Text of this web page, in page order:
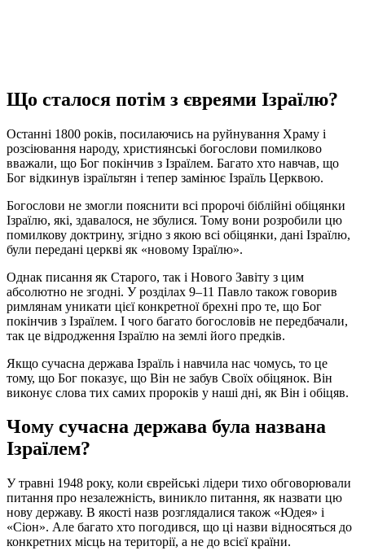
Що сталося потім з євреями Ізраїлю?
Останні 1800 років, посилаючись на руйнування Храму і
розсіювання народу, християнські богослови помилково
вважали, що Бог покінчив з Ізраїлем. Багато хто навчав, що
Бог відкинув ізраїльтян і тепер замінює Ізраїль Церквою.
Богослови не змогли пояснити всі пророчі біблійні обіцянки
Ізраїлю, які, здавалося, не збулися. Тому вони розробили цю
помилкову доктрину, згідно з якою всі обіцянки, дані Ізраїлю,
були передані церкві як «новому Ізраїлю».
Однак писання як Старого, так і Нового Завіту з цим
абсолютно не згодні. У розділах 9–11 Павло також говорив
римлянам уникати цієї конкретної брехні про те, що Бог
покінчив з Ізраїлем. І чого багато богословів не передбачали,
так це відродження Ізраїлю на землі його предків.
Якщо сучасна держава Ізраїль і навчила нас чомусь, то це
тому, що Бог показує, що Він не забув Своїх обіцянок. Він
виконує слова тих самих пророків у наші дні, як Він і обіцяв.
Чому сучасна держава була названа
Ізраїлем?
У травні 1948 року, коли єврейські лідери тихо обговорювали
питання про незалежність, виникло питання, як назвати цю
нову державу. В якості назв розглядалися також «Юдея» і
«Сіон». Але багато хто погодився, що ці назви відносяться до
конкретних місць на території, а не до всієї країни.